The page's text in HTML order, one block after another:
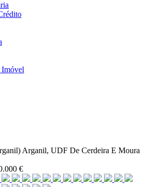
Imóvel
Arganil, UDF De Cerdeira E Moura
€